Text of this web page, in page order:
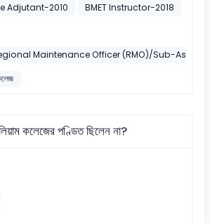
Adjutant-2010
BMET Instructor-2018
Maintenance Officer (RMO)/Sub-
কলেজের পণ্ডিত ছিলেন না?